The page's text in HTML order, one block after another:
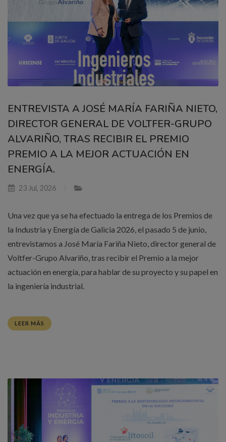
ENTREVISTA A JOSÉ MARÍA FARIÑA NIETO,
DIRECTOR GENERAL DE VOLTFER-GRUPO
ALVARIÑO, TRAS RECIBIR EL PREMIO
PREMIO A LA MEJOR ACTUACIÓN EN
ENERGÍA.
23 Jul, 2026
Una vez que ya se ha efectuado la entrega de los Premios de
la Industria y Energía de Galicia 2026, el pasado 5 de junio,
entrevistamos a José María Fariña Nieto, director general de
Voltfer-Grupo Alvariño, tras recibir el Premio a la mejor
actuación en energía, para hablar de su proyecto y su papel en
la ingeniería industrial.
LEER MÁS